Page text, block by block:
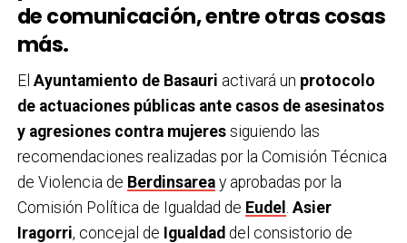
de comunicación, entre otras cosas
más.
El Ayuntamiento de Basauri activará un protocolo
de actuaciones públicas ante casos de asesinatos
y agresiones contra mujeressiguiendo las
recomendaciones realizadas por la Comisión Técnica
de Violencia de Berdinsareay aprobadas por la
Comisión Política de Igualdad de Eudel Asier
Iragorri, concejal de Igualdad del consistorio de